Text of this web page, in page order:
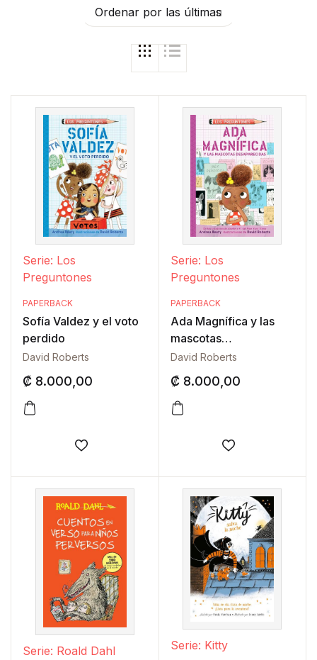
Ordenar por las últimas
Serie: Los
Preguntones
PAPERBACK
Sofía Valdez y el voto
perdido
David Roberts
₡ 8.000,00
Añadir a la lista de deseos
Serie: Los
Preguntones
PAPERBACK
Ada Magnífica y las
mascotas
desaparecidas
David Roberts
₡8.000,00
Añadir a la
Serie: Roald Dahl
Serie: Kitty